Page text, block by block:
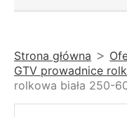
Strona główna
GTV prowadnice
rolkowa biała 250-